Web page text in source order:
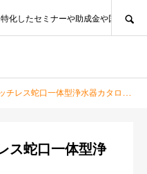
化したセミナーや助成金や国策、法
レス蛇口一体型浄水器カタログ
蛇口一体型浄